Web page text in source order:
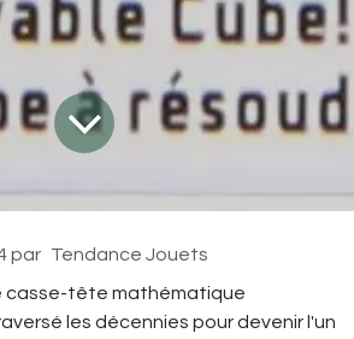
par Tendance Jouets
casse-tête mathématique
les décennies pour devenir l'un